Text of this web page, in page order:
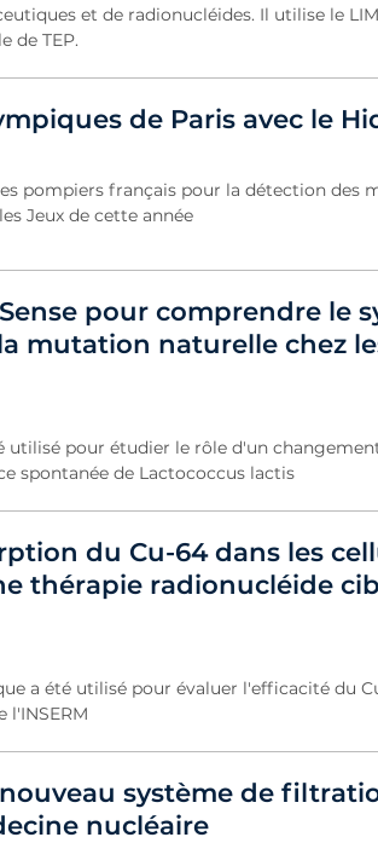
et de radionucléides. Il utilise le
de TEP.
de Paris avec le
pompiers français pour la détection des
Jeux de cette année
pour comprendre le
mutation naturelle chez
utilisé pour étudier le rôle d'un
spontanée de Lactococcus lactis
du Cu-64 dans les
thérapie radionucléide
a été utilisé pour évaluer l'efficacité du
l'INSERM
système de
nucléaire